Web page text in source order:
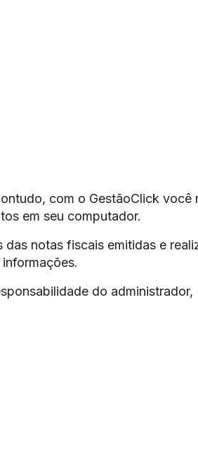
com o GestãoClick você
em seu computador.
notas fiscais emitidas e
do administrador,